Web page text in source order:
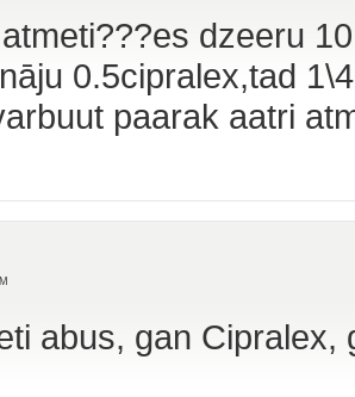
dzeeru
0.5cipralex,tad
paarak aatri
abus, gan